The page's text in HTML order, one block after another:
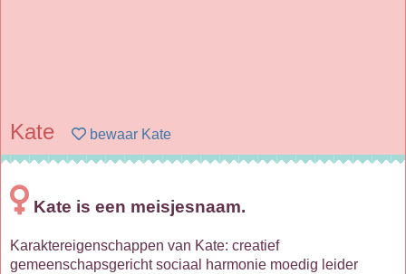
Kate bewaar Kate
Kate is een meisjesnaam.
Karaktereigenschappen van Kate: creatief
gemeenschapsgericht sociaal harmonie moedig leider